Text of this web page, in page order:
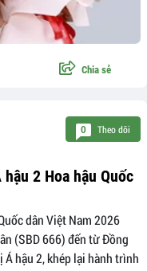
Chia sẻ
0 Theo dõi
2 Hoa hậu Quốc
dân Việt Nam 2026
(SBD 666) đến từ Đồng
hậu 2, khép lại hành trình